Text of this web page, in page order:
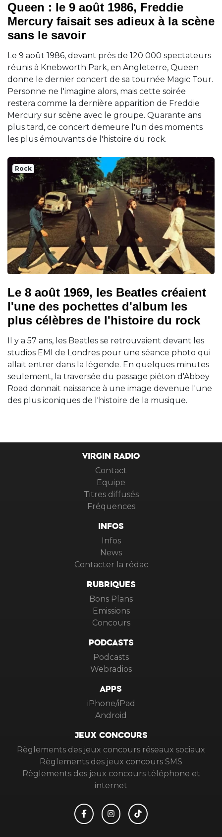
Queen : le 9 août 1986, Freddie
Mercury faisait ses adieux à la scène
sans le savoir
Le 9 août 1986, devant près de 120 000 spectateurs
réunis à Knebworth Park, en Angleterre, Queen
donne le dernier concert de sa tournée Magic Tour.
Personne ne l'imagine alors, mais cette soirée
restera comme la dernière apparition de Freddie
Mercury sur scène avec le groupe. Quarante ans
plus tard, ce concert demeure l'un des moments
les plus émouvants de l'histoire du rock.
Rock
Le 8 août 1969, les Beatles créaient
l'une des pochettes d'album les
plus célèbres de l'histoire du rock
Il y a 57 ans, les Beatles se retrouvaient devant les
studios EMI de Londres pour une séance photo qui
allait entrer dans la légende. En quelques minutes
seulement, la traversée du passage piéton d'Abbey
Road donnait naissance à une image devenue l'une
des plus iconiques de l'histoire de la musique.
VIRGIN RADIO
Contact
Equipe
Titres diffusés
Fréquences
INFOS
Infos
News
Contacter la rédac
RUBRIQUES
Bons Plans
Emissions
Concours
PODCASTS
Podcasts
Webradios
APPS
iPhone/iPad
Android
JEUX CONCOURS
Règlements des jeux concours réseaux sociaux
Règlements des jeux concours SMS
Règlements des jeux concours téléphone et
internet